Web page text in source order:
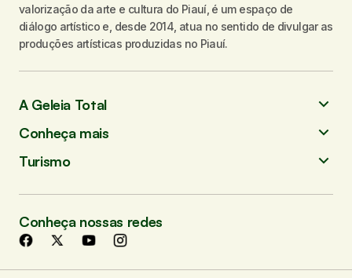
valorização da arte e cultura do Piauí, é um espaço de
diálogo artístico e, desde 2014, atua no sentido de divulgar as
produções artísticas produzidas no Piauí.
A Geleia Total
Conheça mais
Turismo
Conheça nossas redes